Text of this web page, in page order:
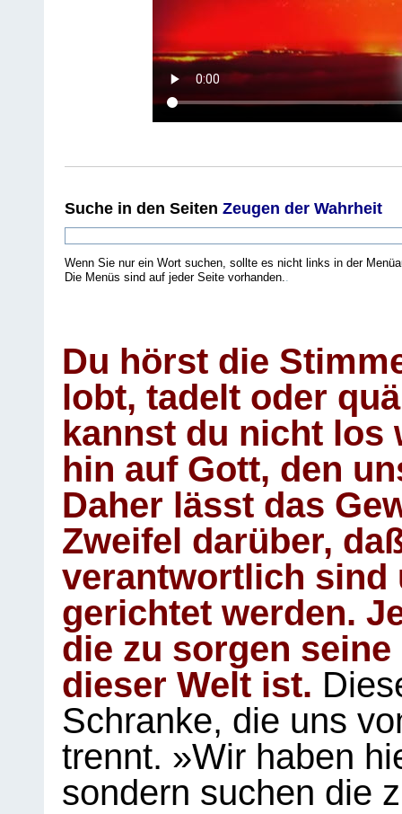
Suche in den Seiten Zeugen der Wahrheit
Wenn Sie nur ein Wort suchen, sollte es nicht links in der
Die Menüs sind auf jeder Seite vorhanden.
Du hörst die
lobt, tadelt oder
kannst du nicht los
hin auf Gott, den
Daher lässt das
Zweifel darüber,
verantwortlich sind
gerichtet werden.
die zu sorgen
dieser Welt ist.
Schranke, die uns
trennt. »Wir haben
sondern suchen die